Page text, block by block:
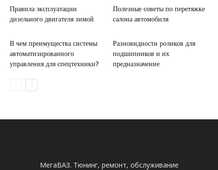
Правила эксплуатации
дизельного двигателя зимой
Полезные советы по перетяжке
салона автомобиля
В чем преимущества системы
автоматизированного
управления для спецтехники?
Разновидности роликов для
подшипников и их
предназначение
МегаВАЗ. Тюнинг, ремонт, обслуживание